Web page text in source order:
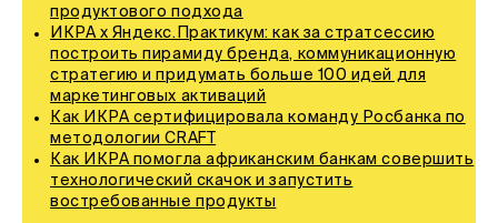
продуктового подхода
ИКРА х Яндекс.Практикум: как за стратсессию
построить пирамиду бренда, коммуникационную
стратегию и придумать больше 100 идей для
маркетинговых активаций
Как ИКРА сертифицировала команду Росбанка по
методологии CRAFT
Как ИКРА помогла африканским банкам совершить
технологический скачок и запустить
востребованные продукты